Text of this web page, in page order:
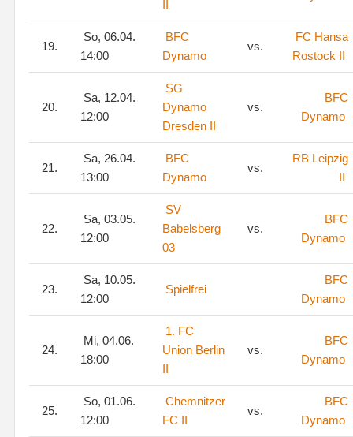
19.
So, 06.04.
14:00
BFC
Dynamo
vs.
FC Hansa
Rostock II
20.
Sa, 12.04.
12:00
SG
Dynamo
Dresden II
vs.
BFC
Dynamo
21.
Sa, 26.04.
13:00
BFC
Dynamo
vs.
RB Leipzig
II
22.
Sa, 03.05.
12:00
SV
Babelsberg
03
vs.
BFC
Dynamo
23.
Sa, 10.05.
12:00
Spielfrei
BFC
Dynamo
24.
Mi, 04.06.
18:00
1. FC
Union Berlin
II
vs.
BFC
Dynamo
25.
So, 01.06.
12:00
Chemnitzer
FC II
vs.
BFC
Dynamo